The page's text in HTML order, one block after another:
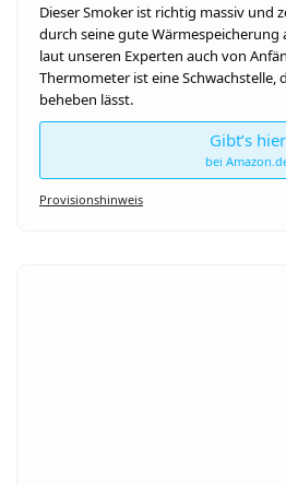
Dieser Smoker ist richtig massiv und
durch seine gute Wärmespeicherung
laut unseren Experten auch von
Thermometer ist eine Schwachstelle,
beheben lässt.
Gibt’s hier
bei
Provisionshinweis